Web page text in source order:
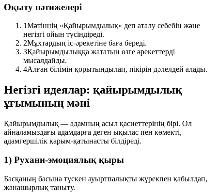
Оқыту нәтижелері
1Мәтіннің «Қайырымдылық» деп аталу себебін және
негізгі ойын түсіндіреді.
2Мұхтардың іс-әрекетіне баға береді.
3Қайырымдылыққа жататын өзге әрекеттерді
мысалдайды.
4Алған білімін қорытындылап, пікірін дәлелдей алады.
Негізгі идеялар: қайырымдылық
ұғымының мәні
Қайырымдылық — адамның асыл қасиеттерінің бірі. Ол
айналамыздағы адамдарға деген ықылас пен көмекті,
адамгершілік қарым-қатынасты білдіреді.
1) Рухани-эмоциялық қыры
Басқаның басына түскен ауыртпалықты жүрекпен қабылдап,
жанашырлық таныту.